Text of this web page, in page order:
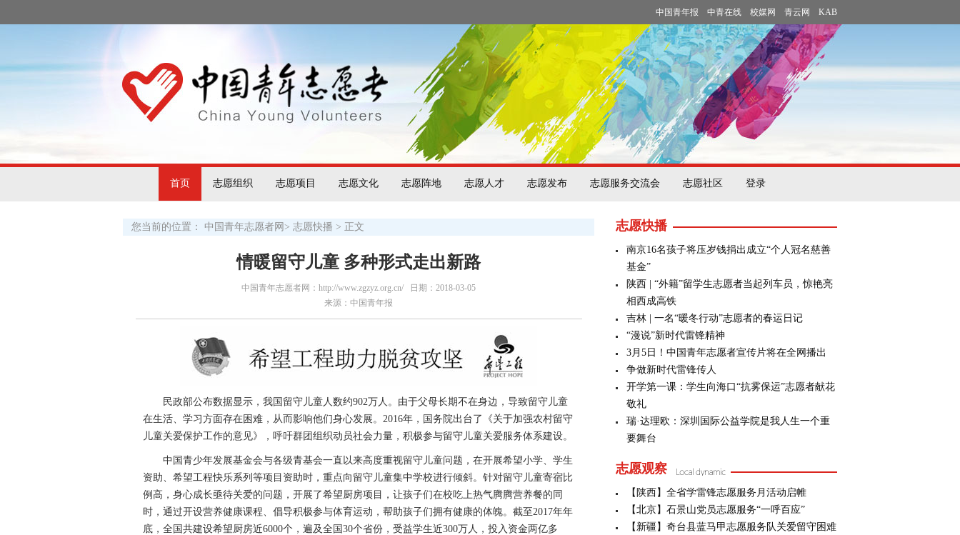
中国青年报 中青在线 校媒网 青云网 KAB
首页 志愿组织 志愿项目 志愿文化 志愿阵地 志愿人才 志愿发布 志愿服务交流会 志愿社区 登录
您当前的位置： 中国青年志愿者网 > 志愿快播 > 正文
情暖留守儿童 多种形式走出新路
中国青年志愿者网：http://www.zgzyz.org.cn/ 日期：2018-03-05
来源：中国青年报
民政部公布数据显示，我国留守儿童人数约902万人。由于父母长期不在身边，导致留守儿童
在生活、学习方面存在困难，从而影响他们身心发展。2016年，国务院出台了《关于加强农村留守
儿童关爱保护工作的意见》，呼吁群团组织动员社会力量，积极参与留守儿童关爱服务体系建设。
中国青少年发展基金会与各级青基会一直以来高度重视留守儿童问题，在开展希望小学、学生
资助、希望工程快乐系列等项目资助时，重点向留守儿童集中学校进行倾斜。针对留守儿童寄宿比
例高，身心成长亟待关爱的问题，开展了希望厨房项目，让孩子们在校吃上热气腾腾营养餐的同
时，通过开设营养健康课程、倡导积极参与体育运动，帮助孩子们拥有健康的体魄。截至2017年年
底，全国共建设希望厨房近6000个，遍及全国30个省份，受益学生近300万人，投入资金两亿多
志愿快播
南京16名孩子将压岁钱捐出成立“个人冠名慈善
基金”
陕西 | “外籍”留学生志愿者当起列车员，惊艳亮
相西成高铁
吉林 | 一名“暖冬行动”志愿者的春运日记
“漫说”新时代雷锋精神
3月5日！中国青年志愿者宣传片将在全网播出
争做新时代雷锋传人
开学第一课：学生向海口“抗雾保运”志愿者献花
敬礼
瑞·达理欧：深圳国际公益学院是我人生一个重
要舞台
志愿观察
【陕西】全省学雷锋志愿服务月活动启帷
【北京】石景山党员志愿服务“一呼百应”
【新疆】奇台县蓝马甲志愿服务队关爱留守困难